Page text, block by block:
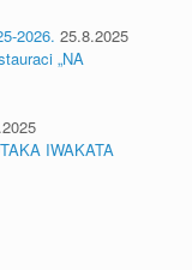
2026. 25.8.2025
„NA
IWAKATA